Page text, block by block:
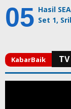
Hasil
Set 1,